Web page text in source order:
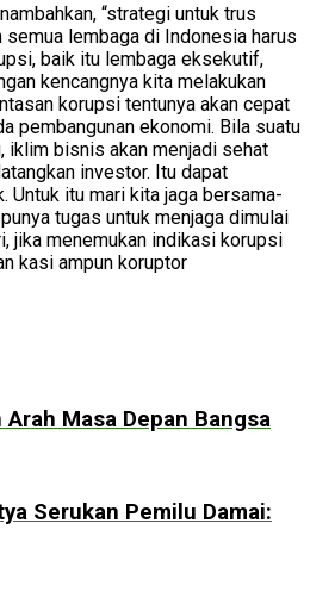
“strategi untuk trus
lembaga di Indonesia harus
baik itu lembaga eksekutif,
kencangnya kita melakukan
korupsi tentunya akan cepat
pembangunan ekonomi. Bila suatu
iklim bisnis akan menjadi sehat
investor. Itu dapat
Untuk itu mari kita jaga bersama-
tugas untuk menjaga dimulai
jika menemukan indikasi korupsi
kasi ampun koruptor
Masa Depan Bangsa
Serukan Pemilu Damai: